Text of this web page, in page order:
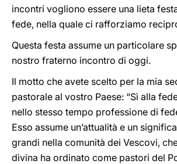
incontri vogliono essere una lieta
fede, nella quale ci rafforziamo
Questa festa assume un particolare
nostro fraterno incontro di oggi.
Il motto che avete scelto per la mia
pastorale al vostro Paese: “Sì alla
nello stesso tempo professione di
Esso assume un’attualità e un
grandi nella comunità dei Vescovi,
divina ha ordinato come pastori del